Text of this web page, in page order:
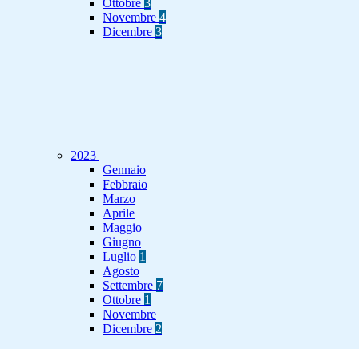
Ottobre 3
Novembre 4
Dicembre 3
2023
Gennaio
Febbraio
Marzo
Aprile
Maggio
Giugno
Luglio 1
Agosto
Settembre 7
Ottobre 1
Novembre
Dicembre 2